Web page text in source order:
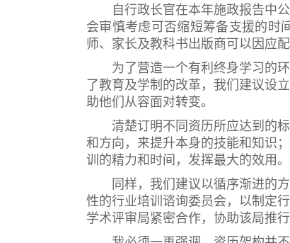
自行政长官在本年施政报告中公
会审慎考虑可否缩短筹备支援的时
师、家长及教科书出版商可以因应
为了营造一个有利终身学习的环
了教育及学制的改革，我们建议设
助他们从容面对转变。
清楚订明不同资历所应达到的标
和方向，来提升本身的技能和知识
训的精力和时间，发挥最大的效用。
同样，我们建议以循序渐进的方
性的行业培训谘询委员会，以制定
学术评审局紧密合作，协助该局推